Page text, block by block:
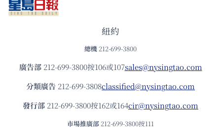
紐約
總機 212-699-3800
廣告部212-699-3800按106或107sales@nysingtao.com
分類廣告 212-699-3808classified@nysingtao.com
發⾏部 212-699-3800按162或164cir@nysingtao.com
市場推廣部 212-699-3800按111